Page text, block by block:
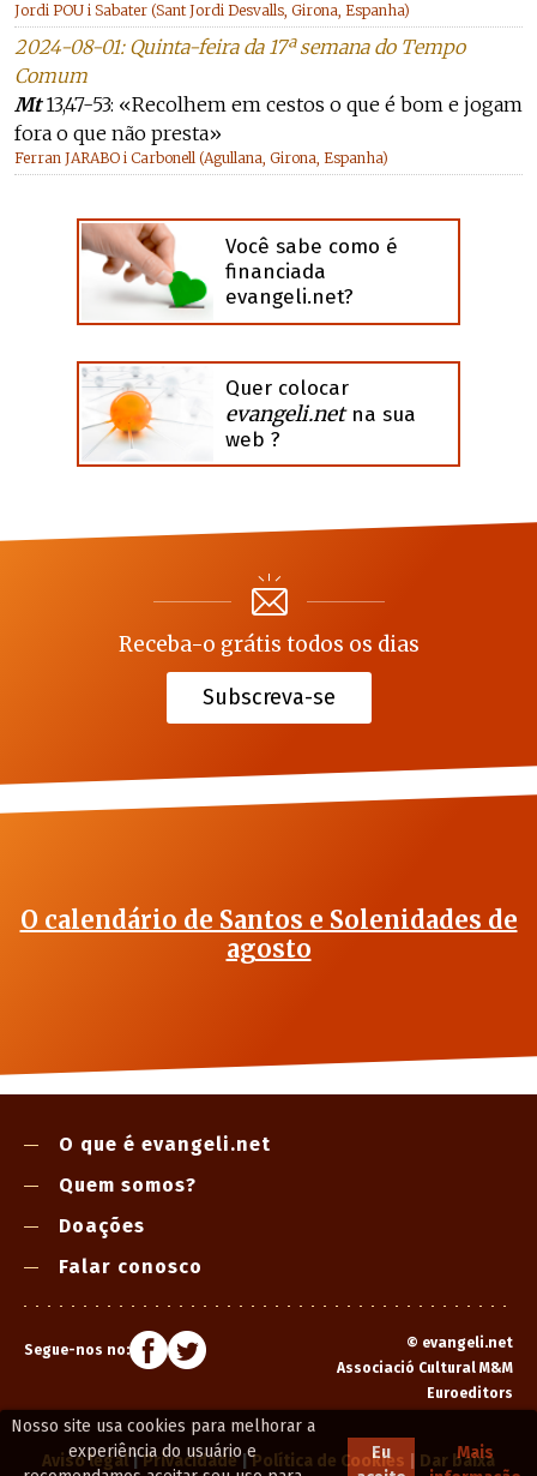
Nosso site usa cookies para melhorar a
experiência do usuário e
Eu
Mais
Jordi POU i Sabater (Sant Jordi Desvalls, Girona, Espanha)
2024-08-01: Quinta-feira da 17ª semana do Tempo
Comum
Mt13,47-53: «Recolhem em cestos o que é bom e jogam
fora o que não presta»
Ferran JARABO i Carbonell (Agullana, Girona, Espanha)
Você sabe como é
financiada
evangeli.net?
Quer colocar
evangeli.netna sua
web ?
Receba-o grátis todos os dias
Subscreva-se
O calendário de Santos e Solenidades de
agosto
O que é evangeli.net
Quem somos?
Doações
Falar conosco
Segue-nos no: © evangeli.net
Associació Cultural M&M
Euroeditors
Aviso legal|Privacidade|Política de Cookies Dar baixa